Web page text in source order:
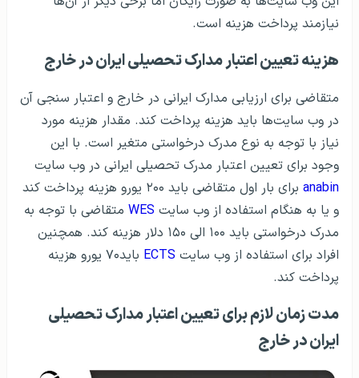
نیازمند پرداخت هزینه است.
هزینه تعیین اعتبار مدارک تحصیلی ایران در خارج
متقاضی برای ارزیابی مدارک ایرانی در خارج و اعتبار سنجی آن
در وب سایت‌ها باید هزینه پرداخت کند. مقدار هزینه مورد
نیاز با توجه به نوع مدرک درخواستی متغیر است. با این
وجود برای تعیین اعتبار مدرک تحصیلی ایرانی در وب سایت
anabin
برای بار اول متقاضی باید ۲۰۰ یورو هزینه پرداخت کند
و یا به هنگام استفاده از وب سایت WES متقاضی با توجه به
مدرک درخواستی باید ۱۰۰ الی ۱۵۰ دلار هزینه کند. همچنین
افراد برای استفاده از وب سایت ECTS
باید۷۰ یورو هزینه
پرداخت کند.
مدت زمان لازم برای تعیین اعتبار مدارک تحصیلی
ایران در خارج